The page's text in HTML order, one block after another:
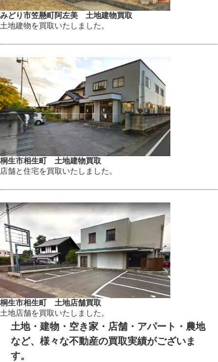
みどり市笠懸町阿左美 土地建物買取
土地建物を買取いたしました。
桐生市相生町 土地建物買取
店舗と住宅を買取いたしました。
桐生市相生町 土地店舗買取
土地店舗を買取いたしました。
土地・建物・空き家・店舗・アパート・農地
など、様々な不動産の買取実績がございま
す。